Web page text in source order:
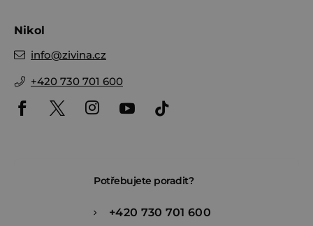
Nikol
info@zivina.cz
+420 730 701 600
Potřebujete poradit?
+420 730 701 600